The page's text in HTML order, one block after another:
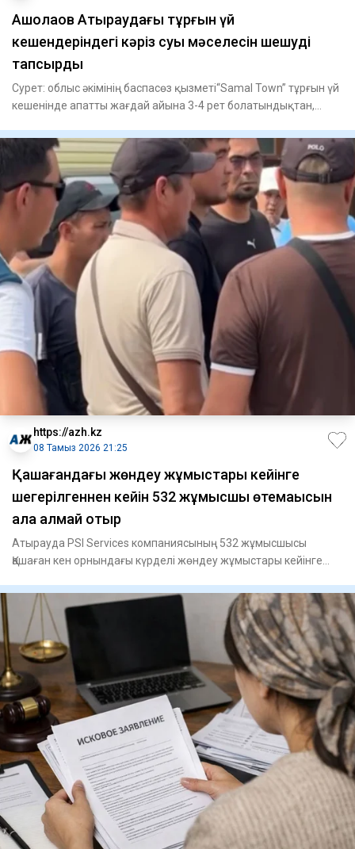
​Ақшолақов Атыраудағы тұрғын үй
кешендеріндегі кәріз суы мәселесін шешуді
тапсырды
Сурет: облыс әкімінің баспасөз қызметі“Samal Town” тұрғын үй
кешенінде апатты жағдай айына 3-4 рет болатындықтан,
https://azh.kz
08 Тамыз 2026 21:25
Қашағандағы жөндеу жұмыстары кейінге
шегерілгеннен кейін 532 жұмысшы өтемақысын
ала алмай отыр
Атырауда PSI Services компаниясының 532 жұмысшысы
Қашаған кен орнындағы күрделі жөндеу жұмыстары кейінге